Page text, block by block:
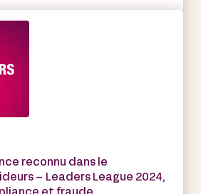
reconnu dans le
– Leaders League 2024,